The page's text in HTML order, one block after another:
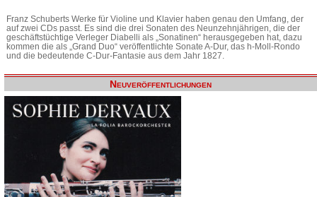
Franz Schuberts Werke für Violine und Klavier haben genau den Umfang, der
auf zwei CDs passt. Es sind die drei Sonaten des Neunzehnjährigen, die der
geschäftstüchtige Verleger Diabelli als „Sonatinen“ herausgegeben hat, dazu
kommen die als „Grand Duo“ veröffentlichte Sonate A-Dur, das h-Moll-Rondo
und die bedeutende C-Dur-Fantasie aus dem Jahr 1827.
Neuveröffentlichungen